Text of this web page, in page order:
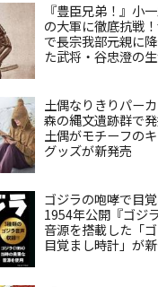
『豊臣兄弟！』小
の大軍に徹底抗戦
で長宗我部元親に
た武将・谷忠澄の
土偶なりきりパー
森の縄文遺跡群で
土偶がモチーフの
グッズが新発売
ゴジラの咆哮で目
1954年公開『ゴジ
音源を搭載した「
目覚まし時計」が